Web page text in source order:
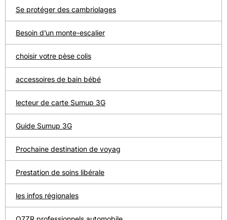
Se protéger des cambriolages
Besoin d’un monte-escalier
choisir votre pèse colis
accessoires de bain bébé
lecteur de carte Sumup 3G
Guide Sumup 3G
Prochaine destination de voyag
Prestation de soins libérale
les infos régionales